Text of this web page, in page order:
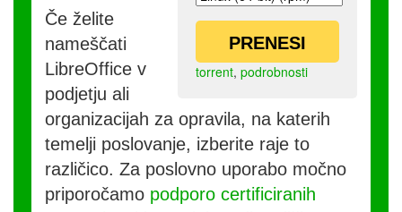
PRENESI
torrent, podrobnosti
Če želite
nameščati
LibreOffice v
podjetju ali
organizacijah za opravila, na katerih
temelji poslovanje, izberite raje to
različico. Za poslovno uporabo močno
priporočamo podporo certificiranih